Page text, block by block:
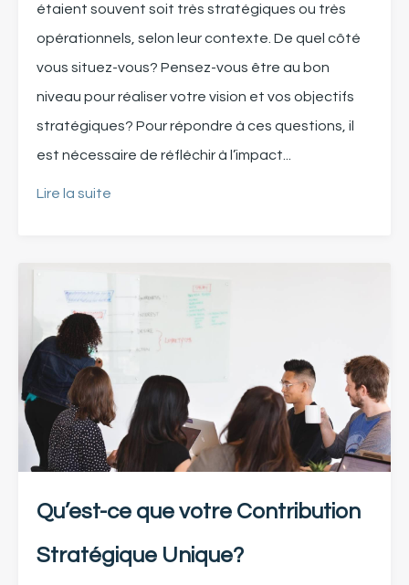
étaient souvent soit très stratégiques ou très
opérationnels , selon leur contexte . De quel côté
vous situez-vous? Pensez-vous être au bon
niveau pour réaliser votre vision et vos objectifs
stratégiques? Pour répondre à ces questions, il
est nécessaire de réfléchir à l’impact
Lire la suite
Qu’est-ce que votre Contribution
Stratégique Unique?